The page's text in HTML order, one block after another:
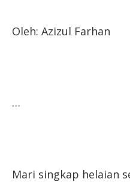
Oleh: Azizul Farhan
…
Mari singkap helaian